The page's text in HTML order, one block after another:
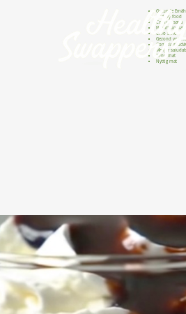
Gesunde
Healthy food
Comida sana
Nourriture
Cibo sano
Gezond
Comida
Menjar
Sunn mat
Nyttig mat